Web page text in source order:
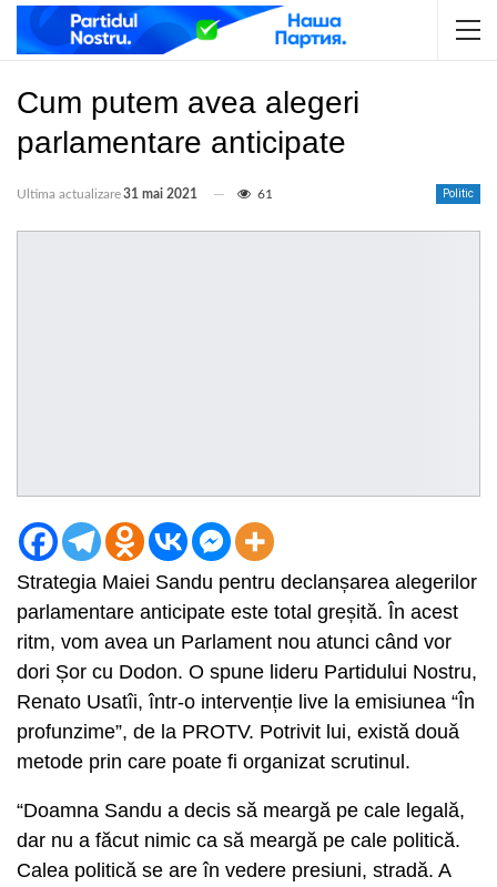
Cum putem avea alegeri
parlamentare anticipate
Politic
Ultima actualizare31 mai 2021 61
Strategia Maiei Sandu pentru declanșarea alegerilor
parlamentare anticipate este total greșită. În acest
ritm, vom avea un Parlament nou atunci când vor
dori Șor cu Dodon. O spune lideru Partidului Nostru,
Renato Usatîi, într-o intervenție live la emisiunea “În
profunzime”, de la PROTV. Potrivit lui, există două
metode prin care poate fi organizat scrutinul.
“Doamna Sandu a decis să meargă pe cale legală,
dar nu a făcut nimic ca să meargă pe cale politică.
Calea politică se are în vedere presiuni, stradă. A